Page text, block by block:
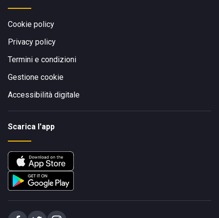
Cookie policy
Privacy policy
Termini e condizioni
Gestione cookie
Accessibilità digitale
Scarica l'app